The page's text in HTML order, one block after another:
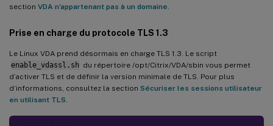
section VDA n’appartenant pas à un domaine
Prise en charge du protocole TLS 1.3
Le Linux VDA prend désormais en charge TLS 1.3. Le script
enable_vdassl.sh du répertoire /opt/Citrix/VDA/sbin vous permet
d’activer TLS et de définir la version minimale de TLS. Pour plus
d’informations, consultez la section Sécuriser les sessions utilisateur
en utilisant TLS